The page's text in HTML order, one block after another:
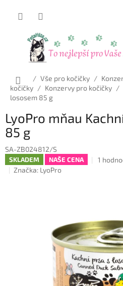
Domů
/ Vše pro kočičky /
kočičky / Konzervy pro kočičky /
lososem 85 g
LyoPro mňau
85 g
SA-ZB024812/S
SKLADEM NAŠE CENA 1
Značka: LyoPro